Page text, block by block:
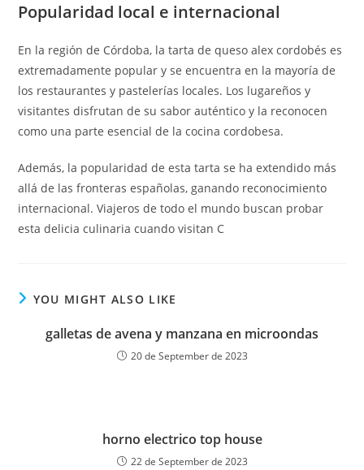
Popularidad local e internacional
En la región de Córdoba, la tarta de queso alex cordobés es
extremadamente popular y se encuentra en la mayoría de
los restaurantes y pastelerías locales. Los lugareños y
visitantes disfrutan de su sabor auténtico y la reconocen
como una parte esencial de la cocina cordobesa.
Además, la popularidad de esta tarta se ha extendido más
allá de las fronteras españolas, ganando reconocimiento
internacional. Viajeros de todo el mundo buscan probar
esta delicia culinaria cuando visitan C
YOU MIGHT ALSO LIKE
galletas de avena y manzana en microondas
20 de September de 2023
horno electrico top house
22 de September de 2023